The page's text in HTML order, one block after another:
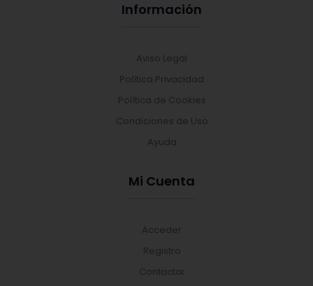
Información
Aviso Legal
Política Privacidad
Política de Cookies
Condiciones de Uso
Ayuda
Mi Cuenta
Acceder
Registro
Contactar